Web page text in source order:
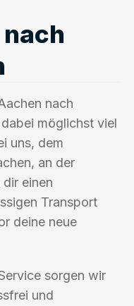
nach
möglichst viel
uns, dem
an der
einen
Transport
deine neue
sorgen wir
und